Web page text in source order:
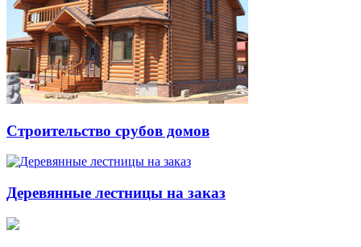
Строительство срубов домов
Деревянные лестницы на заказ